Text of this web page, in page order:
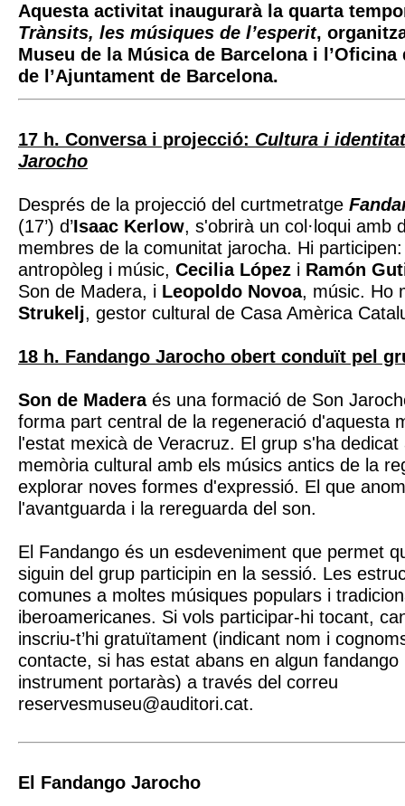
Aquesta activitat inaugurarà la quarta
Trànsits, les músiques de l’esperit,
Museu de la Música de Barcelonai l’Oficina
de l’Ajuntament de Barcelona.
17 h. Conversa i projecció: Cultura i
Jarocho
Després de la projecció del curtmetratge
(17’) d’Isaac Kerlow, s'obrirà un col·loqui amb
membres de la comunitat jarocha. Hi
antropòleg i músic, Cecilia López i Ramón
Son de Madera, i Leopoldo Novoa, músic. Ho
Strukelj, gestor cultural de Casa Amèrica
18 h. Fandango Jarocho obert conduït pel
Son de Maderaés una formació de Son
forma part central de la regeneració d'aquesta
l'estat mexicà de Veracruz. El grup s'ha
memòria cultural amb els músics antics de la
explorar noves formes d'expressió. El que
l'avantguarda i la rereguarda del son.
El Fandango és un esdeveniment que permet
siguin del grup participin en la sessió. Les
comunes a moltes músiques populars i
iberoamericanes. Si vols participar-hi tocant,
inscriu-t’hi gratuïtament (indicant nom i
contacte, si has estat abans en algun fandango
instrument portaràs) a través del correu
reservesmuseu@auditori.cat.
El Fandango Jarocho